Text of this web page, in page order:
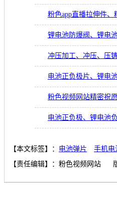
粉色app直播拉伸件
锂电池防爆阀、锂电
冲压加工、冲压、压
电池正负极片、锂电
粉色视频网站精密祝
电池正负极、锂电池
【本文标签】： 电池弹片
手机电
【责任编辑】： 粉色视频网站